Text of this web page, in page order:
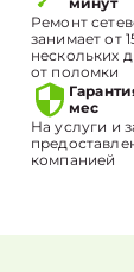
Ремонт
занимает от
нескольких
от поломки
мес
На услуги и
компанией